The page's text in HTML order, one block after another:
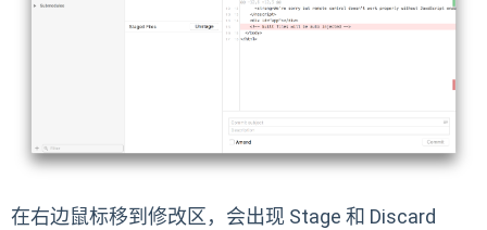
在右边鼠标移到修改区，会出现 Stage 和 Discard